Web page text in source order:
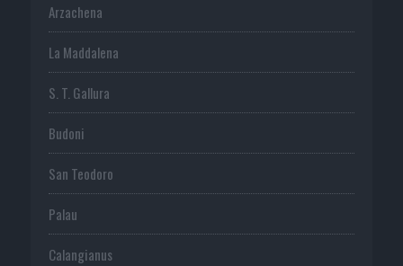
Arzachena
La Maddalena
S. T. Gallura
Budoni
San Teodoro
Palau
Calangianus